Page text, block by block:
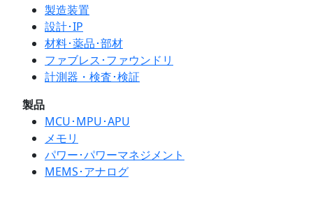
製造装置
設計･IP
材料･薬品･部材
ファブレス･ファウンドリ
計測器・検査･検証
製品
MCU･MPU･APU
メモリ
パワー･パワーマネジメント
MEMS･アナログ